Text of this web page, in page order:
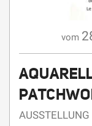
AUSSTELLUNG
Mende